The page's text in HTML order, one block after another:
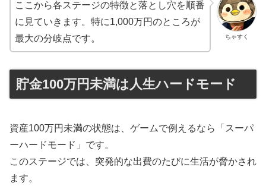
ちゃすく
ここから各ステージの特徴と落とし穴を順番
に見ていきます。特に1,000万円のところが
最大の分岐点です。
貯金100万円未満は人生ハードモード
資産100万円未満の状態は、ゲームで例えるなら「スーパ
ーハードモード」です。
このステージでは、突発的な出費のたびに生活が脅かされ
ます。